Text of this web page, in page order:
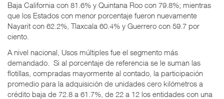
Baja California con 81.6% y Quintana Roo con 79.8%; mientras
que los Estados con menor porcentaje fueron nuevamente
Nayarit con 62.2%, Tlaxcala 60.4% y Guerrero con 59.7 por
ciento.
A nivel nacional, Usos múltiples fue el segmento más
demandado. Si al porcentaje de referencia se le suman las
flotillas, compradas mayormente al contado, la participación
promedio para la adquisición de unidades cero kilómetros a
crédito baja de 72.8 a 61.7%, de 22 a 12 los entidades con una